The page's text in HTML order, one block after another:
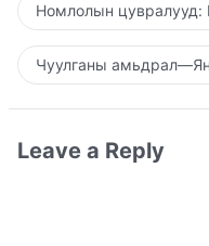
Номлолын цувралууд:
Чуулганы
Leave a Reply